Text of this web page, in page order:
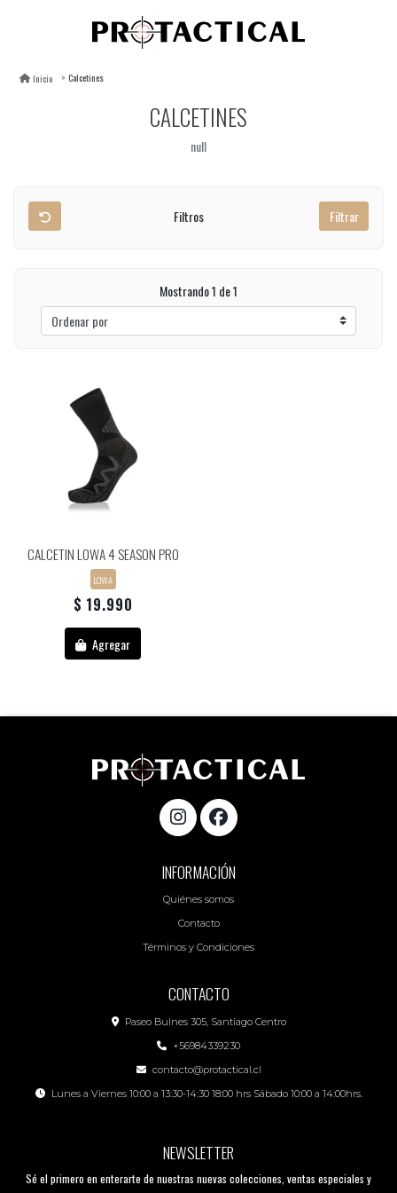
Inicio Calcetines
CALCETINES
null
Filtros Filtrar
Mostrando 1 de 1
CALCETIN LOWA 4 SEASON PRO
LOWA
$ 19.990
Agregar
INFORMACIÓN
Quiénes somos
Contacto
Términos y Condiciones
CONTACTO
Paseo Bulnes 305, Santiago Centro
+56984339230
contacto@protactical.cl
Lunes a Viernes 10:00 a 13:30-14:30 18:00 hrs Sábado 10:00 a 14:00hrs.
NEWSLETTER
Sé el primero en enterarte de nuestras nuevas colecciones, ventas especiales y